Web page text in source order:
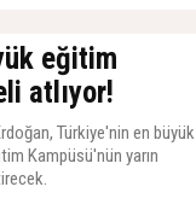
eğitim
atlıyor!
Türkiye'nin en büyük
Kampüsü'nün yarın